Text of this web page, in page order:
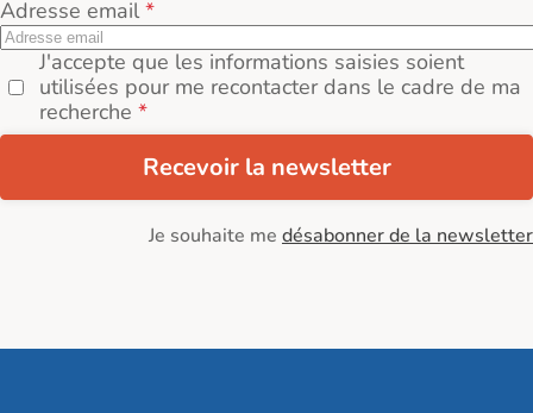
Adresse email
J'accepte que les informations saisies soient
utilisées pour me recontacter dans le cadre de ma
recherche
Recevoir la newsletter
Je souhaite me désabonner de la newsletter